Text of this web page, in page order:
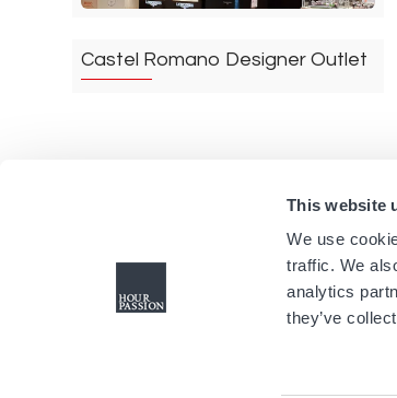
This website
We use
traffic. We
analytics
they’ve
Castel Romano Designer Outlet